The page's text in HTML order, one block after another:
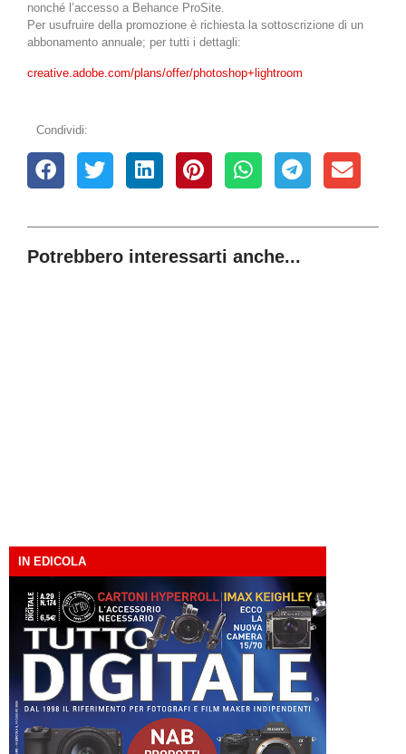
nonché l’accesso a Behance ProSite.
Per usufruire della promozione è richiesta la sottoscrizione di un
abbonamento annuale; per tutti i dettagli:
creative.adobe.com/plans/offer/photoshop+lightroom
Condividi:
Potrebbero interessarti anche...
IN EDICOLA